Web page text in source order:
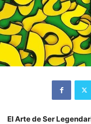
El Arte de Ser